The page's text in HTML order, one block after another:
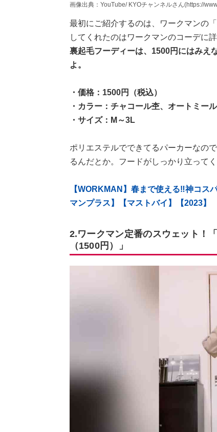
画像出典：YouTube/ KYOチャンネルさん(https://
最初にご紹介するのは、ワークマンの
してくれたのはワークマンのコーデに
裏起毛フーディーは、1500円にはみえ
よ。
・価格：1500円（税込）
・カラー：チャコール杢、オートミー
・サイズ：M～3L
ポリエステルでできてるパーカーなの
るんだとか。フードがしっかり立って
【WORKMAN】春まで使える‼︎神コス
マンプラス】【マストバイ】【2023】
2.ワークマン定番のスウェット！
（1500円）」